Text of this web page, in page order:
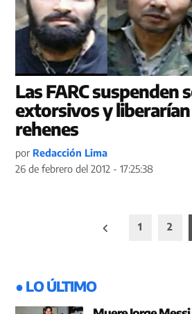
Las FARC suspenden
extorsivos y
rehenes
por Redacción Lima
26 de febrero del 2012 - 17:25:38
1 2
● LO ÚLTIMO